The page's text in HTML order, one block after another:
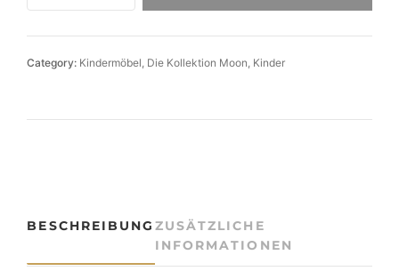
n
K
t
S
Category: Kindermöbel, Die Kollektion Moon, Kinder
BESCHREIBUNG ZUSÄTZLICHE
INFORMATIONEN